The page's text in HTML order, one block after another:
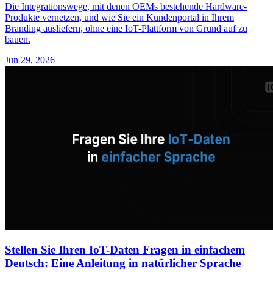
Die Integrationswege, mit denen OEMs bestehende Hardware-
Produkte vernetzen, und wie Sie ein Kundenportal in Ihrem
Branding ausliefern, ohne eine IoT-Plattform von Grund auf zu
bauen.
Jun 29, 2026
Stellen Sie Ihren IoT-Daten Fragen in einfachem
Deutsch: Eine Anleitung in natürlicher Sprache